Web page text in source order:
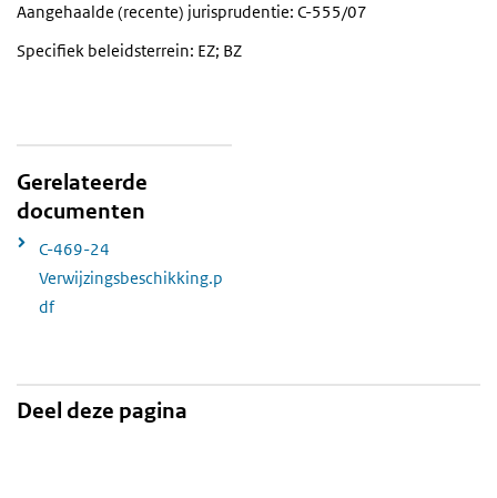
Aangehaalde (recente) jurisprudentie: C-555/07
Specifiek beleidsterrein: EZ; BZ
Gerelateerde
documenten
C-469-24
Verwijzingsbeschikking.p
df
Deel deze pagina